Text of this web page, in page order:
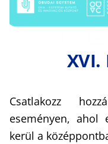
XVI.
Csatlakozz
eseményen, ahol
kerül a